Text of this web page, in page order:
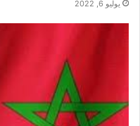
يوليو 6, 2022